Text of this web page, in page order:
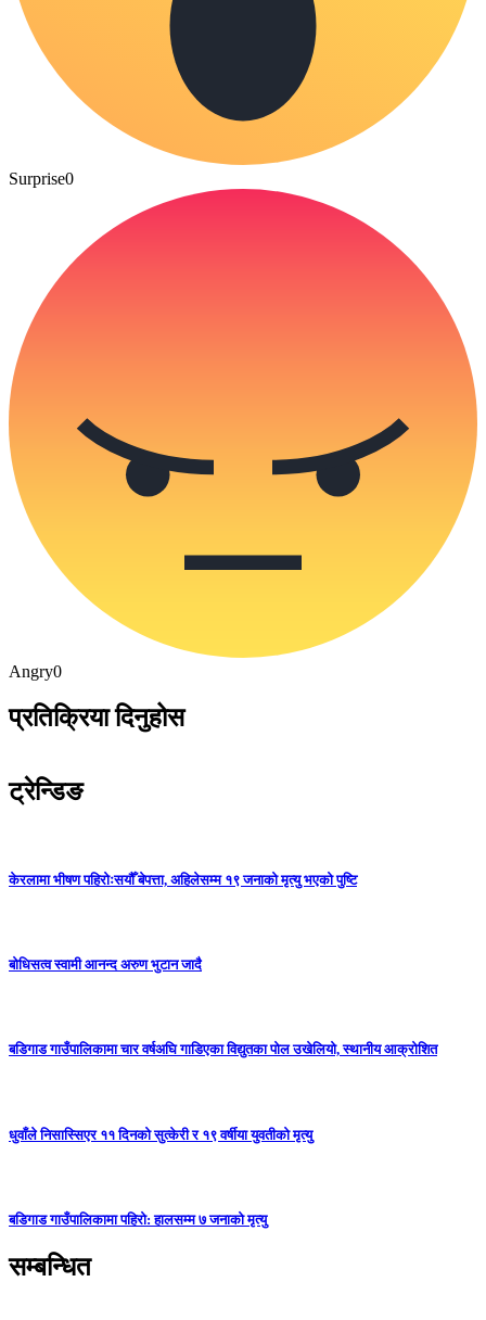
Surprise0
Angry0
प्रतिक्रिया दिनुहोस
ट्रेन्डिङ
केरलामा भीषण पहिरोःसयौँ बेपत्ता, अहिलेसम्म १९ जनाको मृत्यु भएको पुष्टि
बोधिसत्व स्वामी आनन्द अरुण भुटान जादै
बडिगाड गाउँपालिकामा चार वर्षअघि गाडिएका विद्युतका पोल उखेलियो, स्थानीय आक्रोशित
धुवाँले निसास्सिएर ११ दिनको सुत्केरी र १९ वर्षीया युवतीको मृत्यु
बडिगाड गाउँपालिकामा पहिरो: हालसम्म ७ जनाको मृत्यु
सम्बन्धित